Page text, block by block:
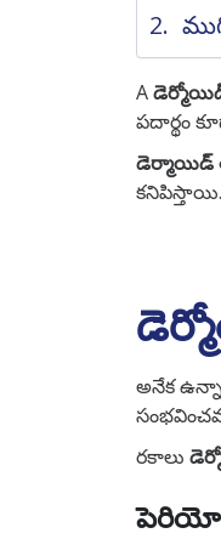
A
పదార్థం
డెర్మాయిడ్
అనేక
రకాలు